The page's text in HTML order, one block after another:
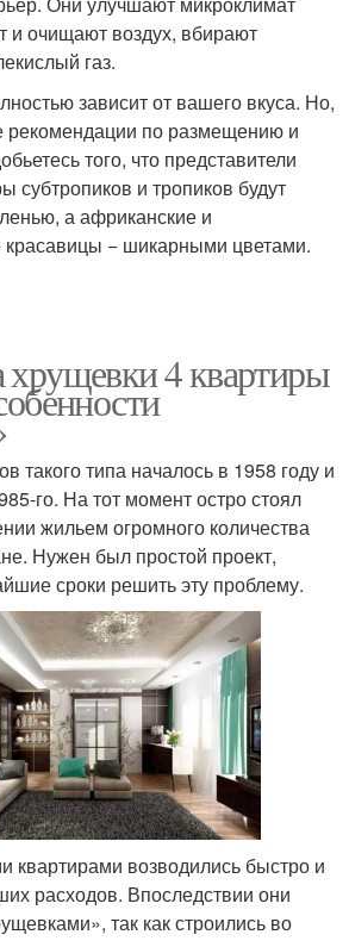
очищают воздух, вбирают
газ.
зависит от вашего вкуса. Но,
рекомендации по размещению и
того, что представители
субтропиков и тропиков будут
а африканские и
− шикарными цветами.
4 квартиры
такого типа началось в 1958 году и
го. На тот момент остро стоял
жильем огромного количества
Нужен был простой проект,
сроки решить эту проблему.
квартирами возводились быстро и
расходов. Впоследствии они
так как строились во